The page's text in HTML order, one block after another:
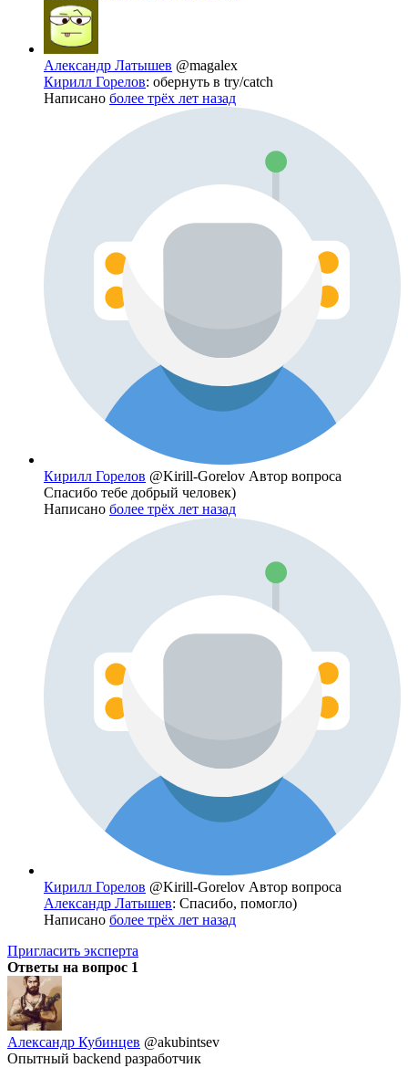
Александр Латышев @magalex
Кирилл Горелов: обернуть в try/catch
Написано более трёх лет назад
Кирилл Горелов @Kirill-Gorelov Автор вопроса
Спасибо тебе добрый человек)
Написано более трёх лет назад
Кирилл Горелов @Kirill-Gorelov Автор вопроса
Александр Латышев: Спасибо, помогло)
Написано более трёх лет назад
Пригласить эксперта
Ответы на вопрос 1
Александр Кубинцев @akubintsev
Опытный backend разработчик